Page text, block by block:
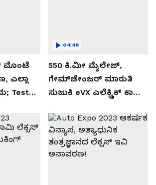
ಮೊಂಟೆ
ಎಲ್ಲಾ
Test
550 ಕಿ.ಮೀ ಮೈಲೇಜ್,
ಗೇಮ್‌ಚೇಂಜರ್ ಮಾರುತಿ
ಸುಜುಕಿ eVX ಎಲೆಕ್ಟ್ರಿಕ್ ಕಾರು
04:48